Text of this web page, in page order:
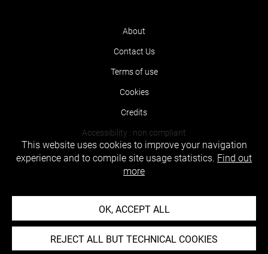
About
Contact Us
Terms of use
Cookies
Credits
Accessibility : non compliant
This website uses cookies to improve your navigation
experience and to compile site usage statistics. Find out
more
OK, ACCEPT ALL
REJECT ALL BUT TECHNICAL COOKIES